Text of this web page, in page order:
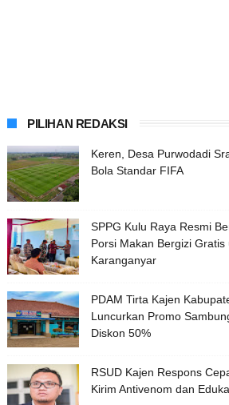
PILIHAN REDAKSI
Keren, Desa Purwodadi
Bola Standar FIFA
SPPG Kulu Raya Resmi
Porsi Makan Bergizi
Karanganyar
PDAM Tirta Kajen
Luncurkan Promo
Diskon 50%
RSUD Kajen Respons
Kirim Antivenom dan